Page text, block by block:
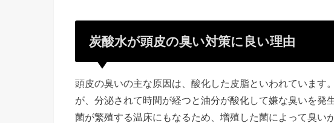
炭酸水が頭皮の臭い対策に良い理由
頭皮の臭いの主な原因は、酸化した皮脂といわれています
が、分泌されて時間が経つと油分が酸化して嫌な臭いを発
菌が繁殖する温床にもなるため、増殖した菌によって臭い